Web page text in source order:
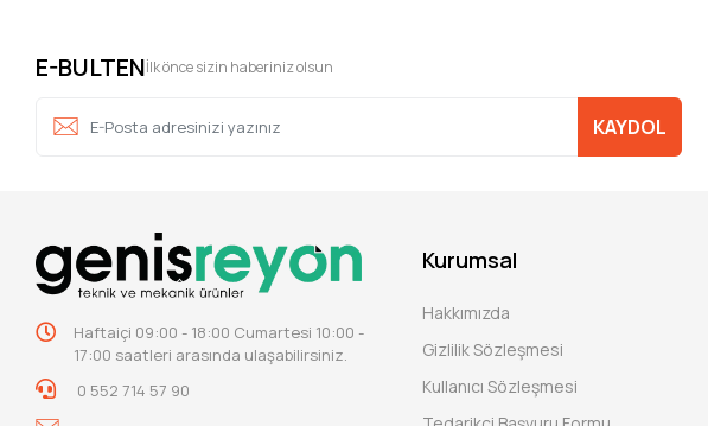
E-BULTENİlk önce sizin haberiniz olsun
KAYDOL
Haftaiçi 09:00 - 18:00 Cumartesi 10:00 -
17:00 saatleri arasında ulaşabilirsiniz.
0 552 714 57 90
Kurumsal
Hakkımızda
Gizlilik Sözleşmesi
Kullanıcı Sözleşmesi